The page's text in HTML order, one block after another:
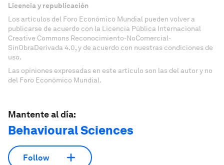
Licencia y republicación
Los artículos del Foro Económico Mundial pueden volver a
publicarse de acuerdo con la Licencia Pública Internacional
Creative Commons Reconocimiento-NoComercial-
SinObraDerivada 4.0, y de acuerdo con nuestras condiciones de
uso.
Las opiniones expresadas en este artículo son las del autor y no
del Foro Económico Mundial.
Mantente al día:
Behavioural Sciences
Follow